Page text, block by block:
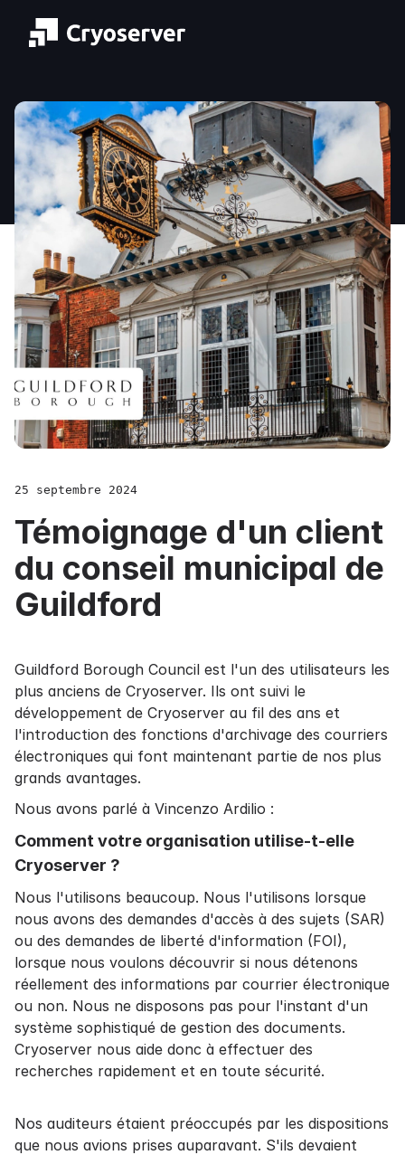
25 septembre 2024
Témoignage d'un client
du conseil municipal de
Guildford
Guildford Borough Council est l'un des utilisateurs les
plus anciens de Cryoserver. Ils ont suivi le
développement de Cryoserver au fil des ans et
l'introduction des fonctions d'archivage des courriers
électroniques qui font maintenant partie de nos plus
grands avantages.
Nous avons parlé à Vincenzo Ardilio :
Comment votre organisation utilise-t-elle
Cryoserver ?
Nous l'utilisons beaucoup. Nous l'utilisons lorsque
nous avons des demandes d'accès à des sujets (SAR)
ou des demandes de liberté d'information (FOI),
lorsque nous voulons découvrir si nous détenons
réellement des informations par courrier électronique
ou non. Nous ne disposons pas pour l'instant d'un
système sophistiqué de gestion des documents.
Cryoserver nous aide donc à effectuer des
recherches rapidement et en toute sécurité.
Nos auditeurs étaient préoccupés par les dispositions
que nous avions prises auparavant. S'ils devaient